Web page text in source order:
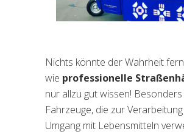
Nichts könnte der Wahrheit
wie professionelle
nur allzu gut wissen! Besonders
Fahrzeuge, die zur
Umgang mit Lebensmitteln